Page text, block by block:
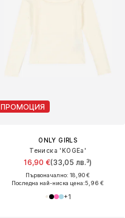
ПРОМОЦИЯ
ONLY GIRLS
Тениска 'KOGEa'
16,90 €(33,05 лв.³)
Първоначално: 18,90 €
Последна най-ниска цена:5,96 €
+1